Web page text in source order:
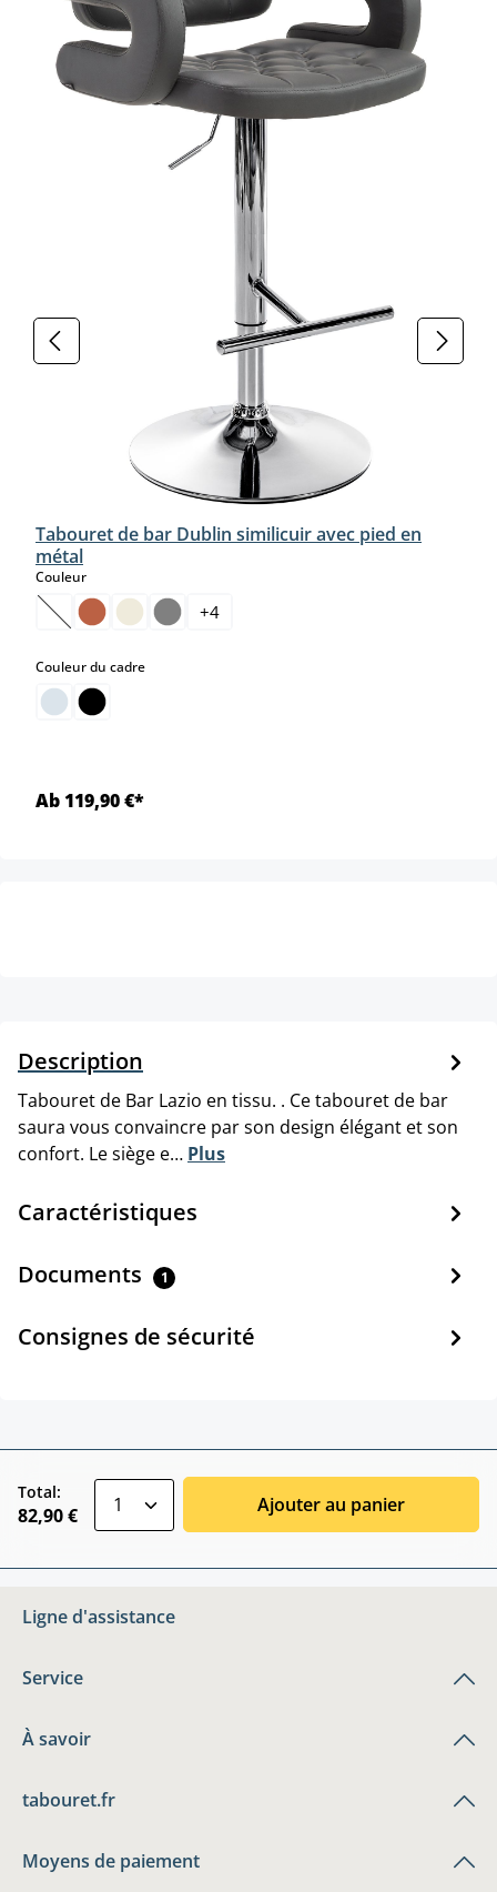
Tabouret de bar Dublin similicuir avec pied en
métal
Couleurselect
(Cette option n'est pas disponible pour le moment.)
+4
Couleur du cadreselect
Ab 119,90 €*
Description
Tabouret de Bar Lazio en tissu. . Ce tabouret de bar
saura vous convaincre par son design élégant et son
confort. Le siège e… Plus
Caractéristiques
Documents 1
Consignes de sécurité
Total:
82,90 € Ajouter au panier
Ligne d'assistance
Service
À savoir
tabouret.fr
Moyens de paiement